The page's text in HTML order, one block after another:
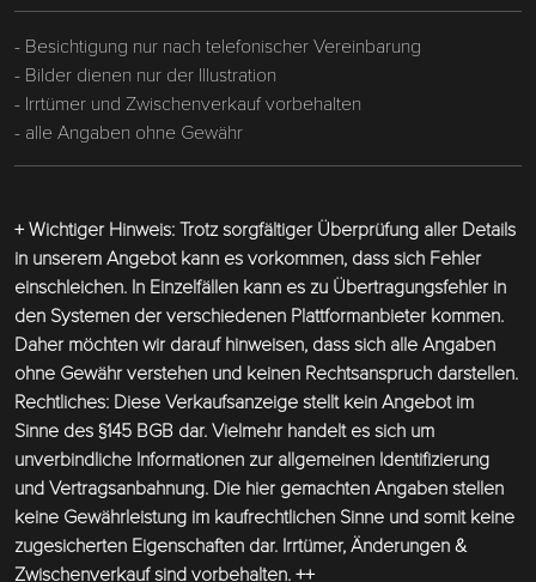
- Besichtigung nur nach telefonischer Vereinbarung
- Bilder dienen nur der Illustration
- Irrtümer und Zwischenverkauf vorbehalten
- alle Angaben ohne Gewähr
+ Wichtiger Hinweis: Trotz sorgfältiger Überprüfung aller Details
in unserem Angebot kann es vorkommen, dass sich Fehler
einschleichen. In Einzelfällen kann es zu Übertragungsfehler in
den Systemen der verschiedenen Plattformanbieter kommen.
Daher möchten wir darauf hinweisen, dass sich alle Angaben
ohne Gewähr verstehen und keinen Rechtsanspruch darstellen.
Rechtliches: Diese Verkaufsanzeige stellt kein Angebot im
Sinne des §145 BGB dar. Vielmehr handelt es sich um
unverbindliche Informationen zur allgemeinen Identifizierung
und Vertragsanbahnung. Die hier gemachten Angaben stellen
keine Gewährleistung im kaufrechtlichen Sinne und somit keine
zugesicherten Eigenschaften dar. Irrtümer, Änderungen &
Zwischenverkauf sind vorbehalten. ++